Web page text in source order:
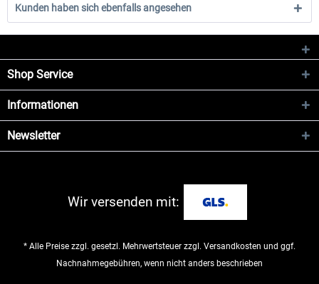
Kunden haben sich ebenfalls angesehen
Shop Service
Informationen
Newsletter
Wir versenden mit:
* Alle Preise zzgl. gesetzl. Mehrwertsteuer zzgl. Versandkosten und ggf.
Nachnahmegebühren, wenn nicht anders beschrieben